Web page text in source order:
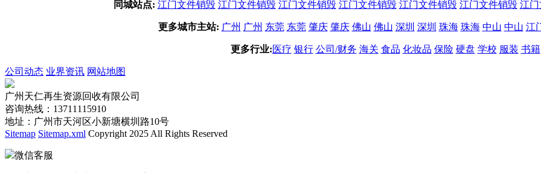
同城站点: 江门文件销毁 江门文件销毁 江门文件销毁 江门文件销毁 江门文件销毁 江门文件销毁 江
更多城市主站: 广州 广州 东莞 东莞 肇庆 肇庆 佛山 佛山 深圳 深圳 珠海 珠海 中山 中山 江
更多行业: 医疗 银行 公司/财务 海关 食品 化妆品 保险 硬盘 学校 服装 书籍
公司动态 业界资讯 网站地图
广州天仁再生资源回收有限公司
咨询热线：13711115910
地址：广州市天河区小新塘横圳路10号
Sitemap Sitemap.xml Copyright 2025 All Rights Reserved
微信客服